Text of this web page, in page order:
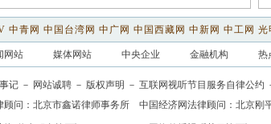
中青网 中国台湾网 中广网 中国西藏网 中新网 中工网 光
网站 媒体网站 中央企业 金融机构 热
记 － 网站诚聘 － 版权声明 － 互联网视听节目服务自律公约
问： 北京市鑫诺律师事务所 中国经济网法律顾问：北京刚